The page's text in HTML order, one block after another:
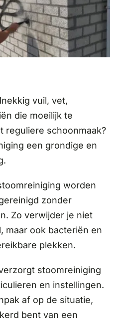
vuil, vet,
die moeilijk te
reguliere schoonmaak?
een grondige en
worden
zonder
Zo verwijder je niet
maar ook bacteriën en
plekken.
stoomreiniging
en instellingen.
af op de situatie,
bent van een